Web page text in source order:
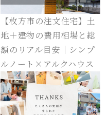
【枚方市の注文住宅】土
地＋建物の費用相場と総
額のリアル目安｜シンプ
ルノート×アルクハウス